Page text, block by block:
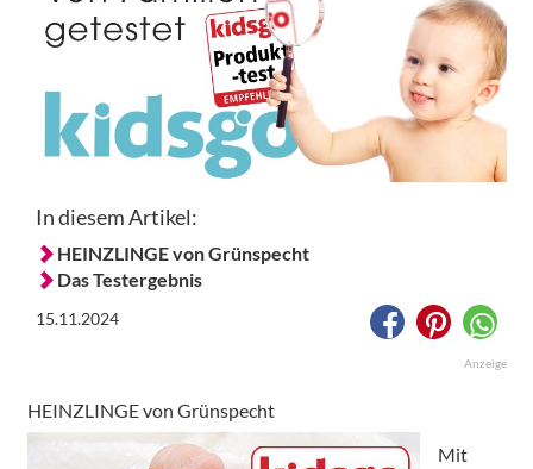
In diesem Artikel:
HEINZLINGE von Grünspecht
Das Testergebnis
15.11.2024
Anzeige
HEINZLINGE von Grünspecht
Mit